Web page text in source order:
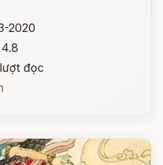
2020
4.8
đọc